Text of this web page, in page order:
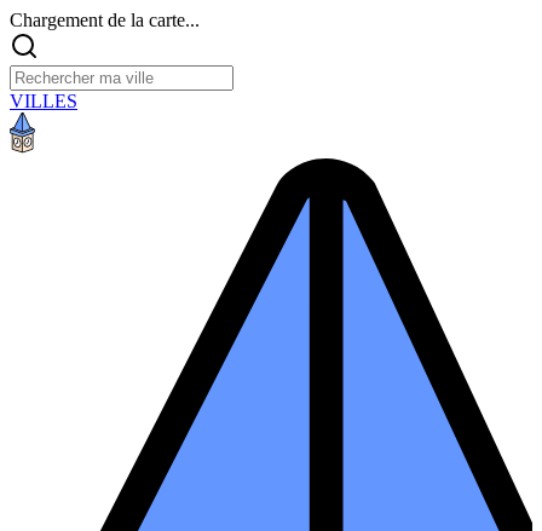
Chargement de la carte...
VILLES